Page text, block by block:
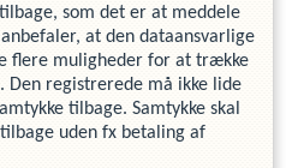
som det er at meddele
at den dataansvarlige
flere muligheder for at trække
Den registrerede må ikke lide
tilbage. Samtykke skal
uden fx betaling af